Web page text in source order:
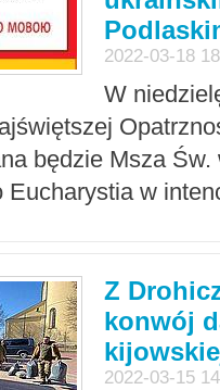
2022-03-18
W
będzie Msza Św.
Eucharystia w
Z
konwój
2022-03-15